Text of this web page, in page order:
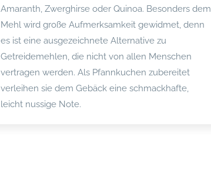
Amaranth, Zwerghirse oder Quinoa. Besonders dem
Mehl wird große Aufmerksamkeit gewidmet, denn
es ist eine ausgezeichnete Alternative zu
Getreidemehlen, die nicht von allen Menschen
vertragen werden. Als Pfannkuchen zubereitet
verleihen sie dem Gebäck eine schmackhafte,
leicht nussige Note.